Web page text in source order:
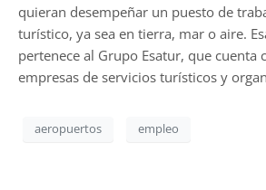
quieran desempeñar un puesto de
turístico, ya sea en tierra, mar o aire.
pertenece al Grupo Esatur, que cuenta
empresas de servicios turísticos y
aeropuertos empleo